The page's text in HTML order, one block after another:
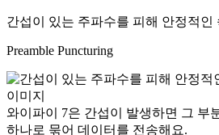
간섭이 있는 주파수를 피해 안정적인
Preamble Puncturing
와이파이 7은 간섭이 발생하면 그 부
하나로 묶어 데이터를 전송해요.